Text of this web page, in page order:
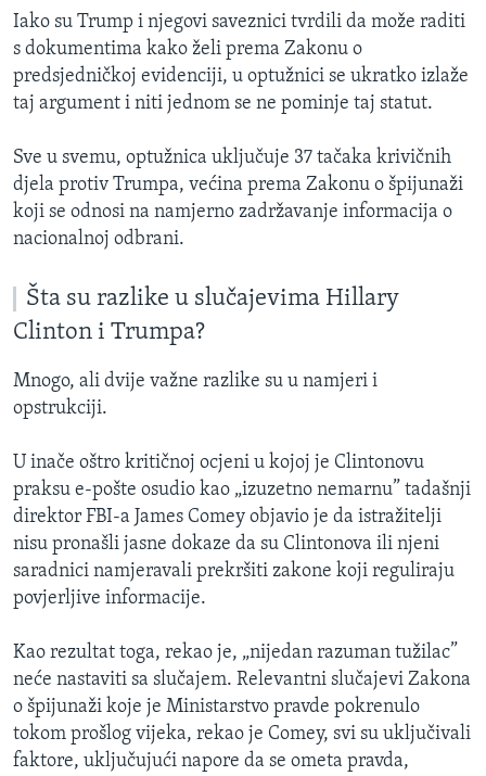
Iako su Trump i njegovi saveznici tvrdili da može raditi
s dokumentima kako želi prema Zakonu o
predsjedničkoj evidenciji, u optužnici se ukratko izlaže
taj argument i niti jednom se ne pominje taj statut.
Sve u svemu, optužnica uključuje 37 tačaka krivičnih
djela protiv Trumpa, većina prema Zakonu o špijunaži
koji se odnosi na namjerno zadržavanje informacija o
nacionalnoj odbrani.
Šta su razlike u slučajevima Hillary
Clinton i Trumpa?
Mnogo, ali dvije važne razlike su u namjeri i
opstrukciji.
U inače oštro kritičnoj ocjeni u kojoj je Clintonovu
praksu e-pošte osudio kao „izuzetno nemarnu” tadašnji
direktor FBI-a James Comey objavio je da istražitelji
nisu pronašli jasne dokaze da su Clintonova ili njeni
saradnici namjeravali prekršiti zakone koji reguliraju
povjerljive informacije.
Kao rezultat toga, rekao je, „nijedan razuman tužilac”
neće nastaviti sa slučajem. Relevantni slučajevi Zakona
o špijunaži koje je Ministarstvo pravde pokrenulo
tokom prošlog vijeka, rekao je Comey, svi su uključivali
faktore, uključujući napore da se ometa pravda,